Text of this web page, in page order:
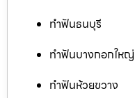
ทำฟันธนบุรี
ทำฟันบางกอกใหญ่
ทำฟันห้วยขวาง